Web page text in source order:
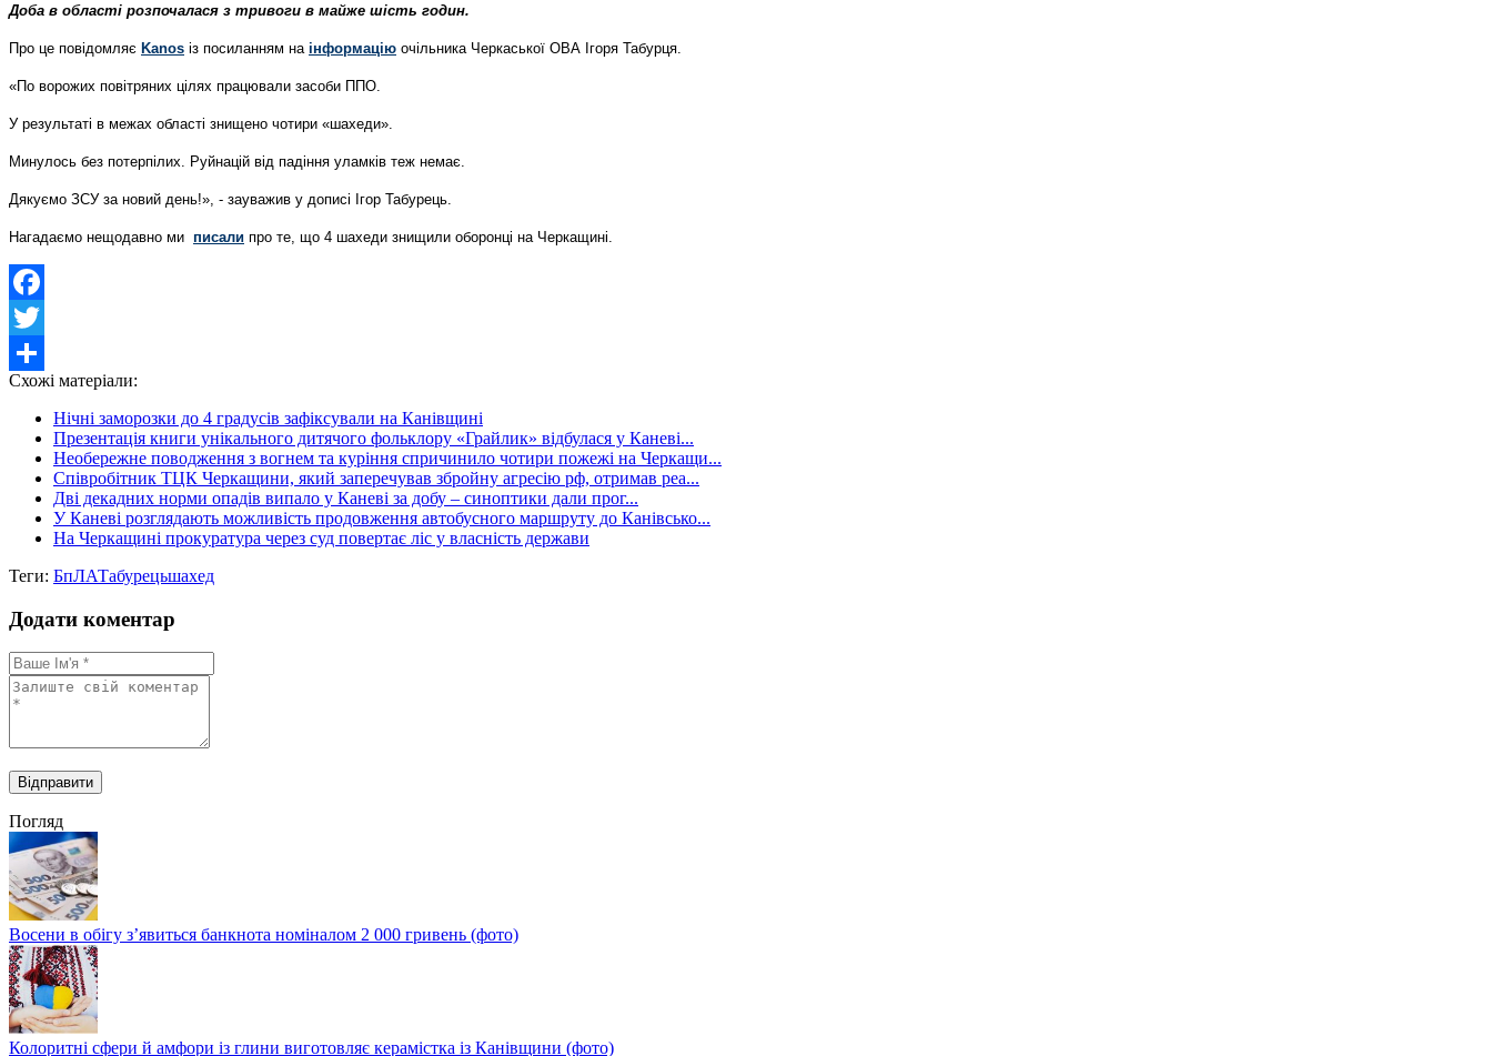
Доба в області розпочалася з тривоги в майже шість годин.
Про це повідомляє Kanos із посиланням на інформацію очільника Черкаської ОВА Ігоря Табурця.
«По ворожих повітряних цілях працювали засоби ППО.
У результаті в межах області знищено чотири «шахеди».
Минулось без потерпілих. Руйнацій від падіння уламків теж немає.
Дякуємо ЗСУ за новий день!», - зауважив у дописі Ігор Табурець.
Нагадаємо нещодавно ми писали про те, що 4 шахеди знищили оборонці на Черкащині.
Facebook
Twitter
Share
Схожі матеріали:
Нічні заморозки до 4 градусів зафіксували на Канівщині
Презентація книги унікального дитячого фольклору «Грайлик» відбулася у Каневі...
Необережне поводження з вогнем та куріння спричинило чотири пожежі на Черкащи...
Співробітник ТЦК Черкащини, який заперечував збройну агресію рф, отримав реа...
Дві декадних норми опадів випало у Каневі за добу – синоптики дали прог...
У Каневі розглядають можливість продовження автобусного маршруту до Канівсько...
На Черкащині прокуратура через суд повертає ліс у власність держави
Теги: БпЛАТабурецьшахед
Додати коментар
Погляд
Восени в обігу з’явиться банкнота номіналом 2 000 гривень (фото)
Колоритні сфери й амфори із глини виготовляє керамістка із Канівщини (фото)